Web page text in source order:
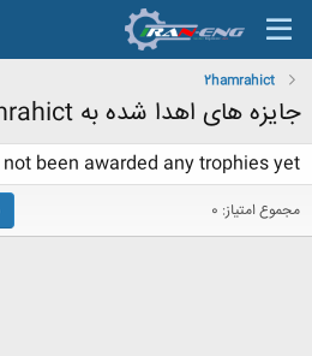
2hamrahict
جایزه های اهدا شده به 2hamrahict
been awarded any trophies yet.
مجموع امتیاز: 0